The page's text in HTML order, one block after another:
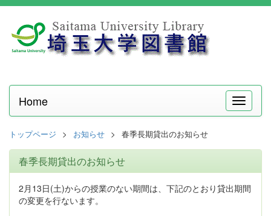
メ
ニ
Home
トップページ お知らせ 春季長期貸出のお知らせ
春季長期貸出のお知らせ
2月13日(土)からの授業のない期間は、下記のとおり貸出期間
の変更を行ないます。